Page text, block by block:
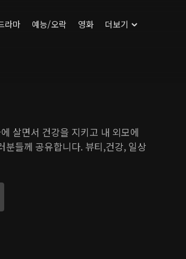
라마 예능/오락 영화 더보기
살면서 건강을 지키고 내 외모에
,건강, 일상